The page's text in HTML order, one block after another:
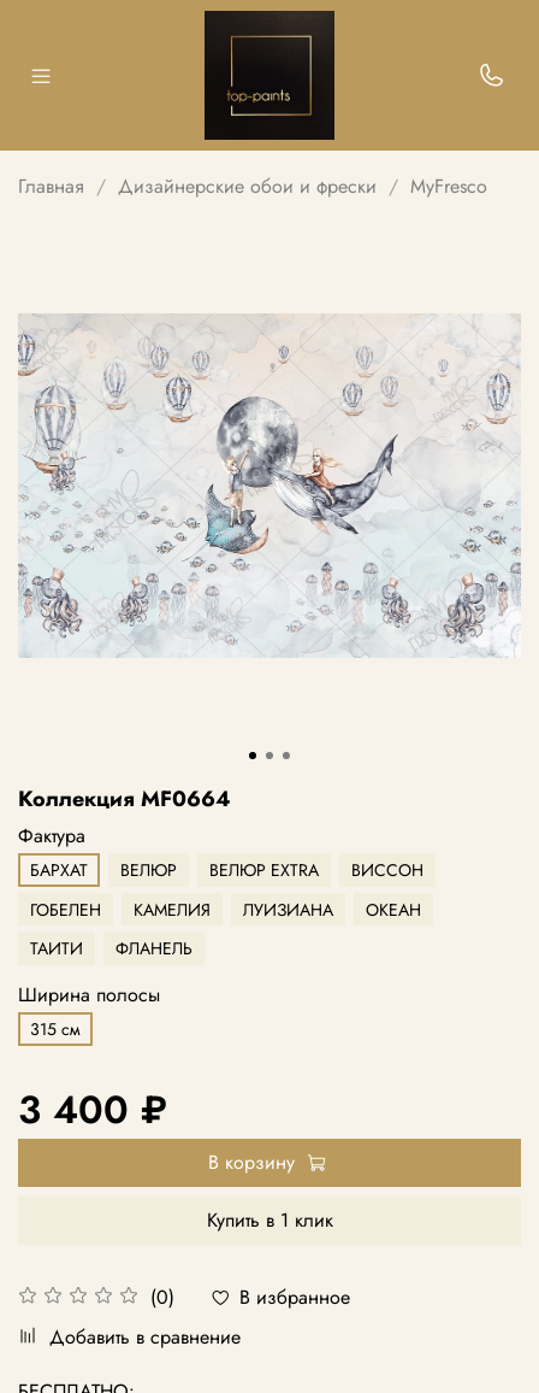
Главная Дизайнерские обои и фрески MyFresco
Коллекция MF0664
(0)
В избранное
Добавить в сравнение
Фактура
БАРХАТ ВЕЛЮР ВЕЛЮР EXTRA
ВИССОН
ГОБЕЛЕН
КАМЕЛИЯ ЛУИЗИАНА
ОКЕАН
ТАИТИ
ФЛАНЕЛЬ
Ширина полосы
315 см
3 400 ₽
В корзину
Купить в 1 клик